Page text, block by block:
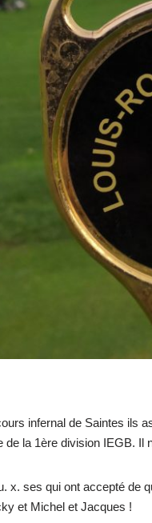
infernal de Saintes ils
de la 1ère division IEGB.
x. ses qui ont accepté de
et Michel et Jacques !